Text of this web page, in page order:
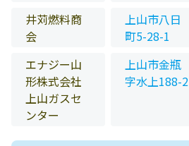
井苅燃料商
会
上山市八日
町5-28-1
エナジー山
形株式会社
上山ガスセ
ンター
上山市金瓶
字水上188-2